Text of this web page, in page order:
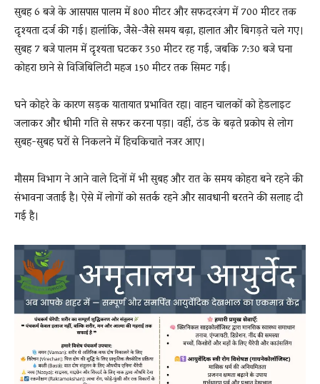
सुबह 6 बजे के आसपास पालम में 800 मीटर और सफदरजंग में 700 मीटर तक
दृश्यता दर्ज की गई। हालांकि, जैसे-जैसे समय बढ़ा, हालात और बिगड़ते चले गए।
सुबह 7 बजे पालम में दृश्यता घटकर 350 मीटर रह गई, जबकि 7:30 बजे घना
कोहरा छाने से विजिबिलिटी महज 150 मीटर तक सिमट गई।
घने कोहरे के कारण सड़क यातायात प्रभावित रहा। वाहन चालकों को हेडलाइट
जलाकर और धीमी गति से सफर करना पड़ा। वहीं, ठंड के बढ़ते प्रकोप से लोग
सुबह-सुबह घरों से निकलने में हिचकिचाते नजर आए।
मौसम विभाग ने आने वाले दिनों में भी सुबह और रात के समय कोहरा बने रहने की
संभावना जताई है। ऐसे में लोगों को सतर्क रहने और सावधानी बरतने की सलाह दी
गई है।